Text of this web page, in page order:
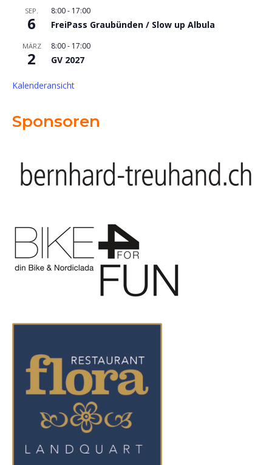
SEP.
6
8:00- 17:00
FreiPass Graubünden / Slow up Albula
MÄRZ
2
8:00- 17:00
GV 2027
Kalenderansicht
Sponsoren